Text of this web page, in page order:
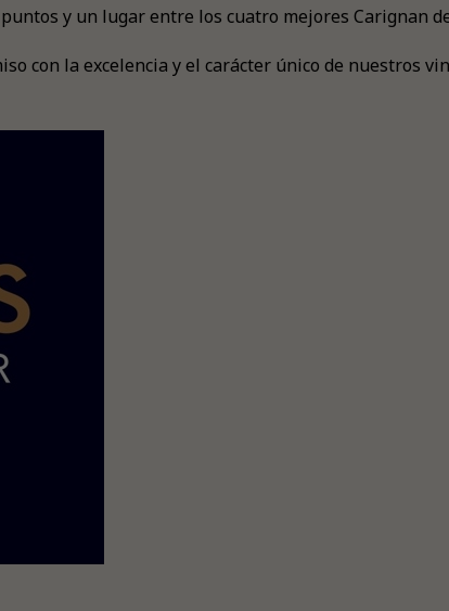
y un lugar entre los cuatro mejores Carignan
con la excelencia y el carácter único de nuestros